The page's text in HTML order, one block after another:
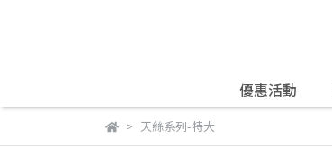
優惠活動
天絲系列-特大